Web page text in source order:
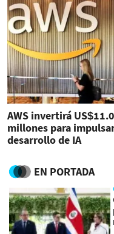
AWS invertirá
millones para
desarrollo de IA
EN PORTADA